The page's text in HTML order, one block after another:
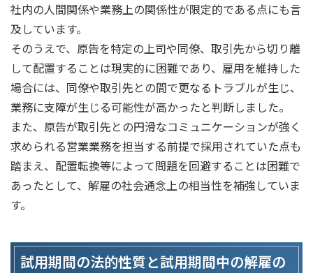
社内の人間関係や業務上の関係性が限定的である点にも言
及しています。
そのうえで、原告を特定の上司や同僚、取引先から切り離
して配置することは現実的に困難であり、雇用を維持した
場合には、同僚や取引先との間で更なるトラブルが生じ、
業務に支障が生じる可能性が高かったと判断しました。
また、原告が取引先との円滑なコミュニケーションが強く
求められる営業業務を担当する前提で採用されていた点も
踏まえ、配置転換等によって問題を回避することは困難で
あったとして、解雇の社会通念上の相当性を補強していま
す。
試用期間の法的性質と試用期間中の解雇の